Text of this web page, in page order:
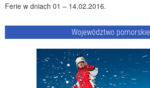
Ferie w dniach 01 – 14.02.2016.
Województwo pomorskie